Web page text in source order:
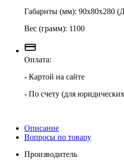
Габариты (мм): 90х80х280
Вес (грамм): 1100
Оплата:
- Картой на сайте
- По счету (для
Описание
Вопросы по товару
Производитель